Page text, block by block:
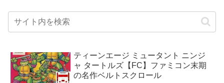
ティーンエージ ミュータント ニンジ
ャ タートルズ【FC】ファミコン末期
の名作ベルトスクロール